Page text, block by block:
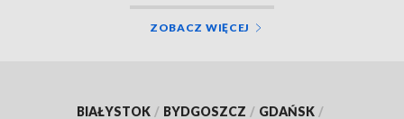
ZOBACZ WIĘCEJ
BIAŁYSTOK / BYDGOSZCZ / GDAŃSK /